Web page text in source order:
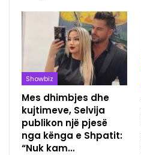
Showbiz
Mes dhimbjes dhe
kujtimeve, Selvija
publikon një pjesë
nga kënga e Shpatit:
“Nuk kam…